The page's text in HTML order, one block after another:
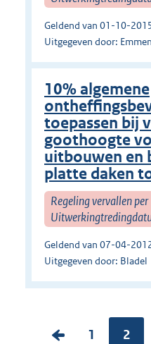
Geldend van 01-10-
Uitgegeven door: Emmen
10% algemene
toepassen bij
goothoogte
uitbouwen en
platte daken
Regeling vervallen
Geldend van 07-04-
Uitgegeven door: Bladel
V
P
1 2